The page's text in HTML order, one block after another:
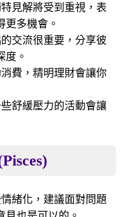
見解將受到重視，表
更多機會。
交流很重要，分享彼
度。
費，精明理財會讓你
舒緩壓力的活動會讓
緒化，建議面對問題